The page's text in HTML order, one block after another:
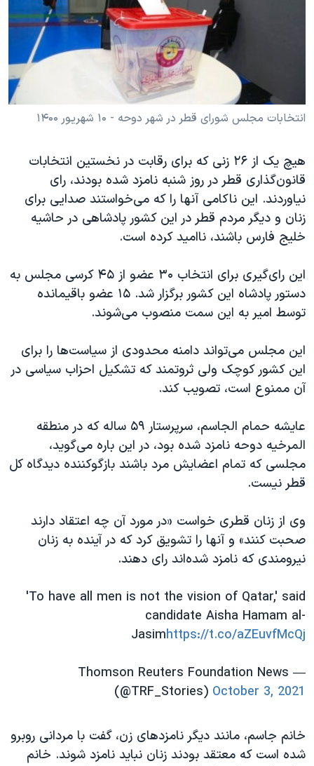
فرهنگ و زندگی
حقوق شهروندی
علم و فناوری
اسرائیل در جنگ
آرشیو پخش زنده
انتخابات ریاست جمهوری آمریکا ۲۰۲۴
حمله جمهوری اسلامی به اسرائیل
رمز مهسا
ورزش زنان در ایران
مجموعه مستندهای دادخواهی
تریبونال مردمی آبان ۹۸
دادگاه حمید نوری
چهل سال گروگان‌گیری
قانون شفافیت دارائی کادر رهبری ایران
اعتراضات مردمی آبان ۹۸
اسرائیل در جنگ
همایش محافظه‌کاران آمریکا «سی‌پک»
صفحه‌های ویژه
زبانهای مختلف
انتخابات مجلس شورای قطر در شهر دوحه - ۱۰ شهریور ۱۴۰۰
هیچ یک از ۲۶ زنی که برای رقابت در نخستین انتخابات
قانون‌گذاری قطر در روز شنبه نامزد شده‌ بودند، رای
نیاوردند. این ناکامی آنها را که می‌خواستند صدایی برای
زنان و دیگر مردم قطر در این کشور پادشاهی در حاشیه
خلیج فارس باشند، ناامید کرده است.
این رای‌گیری برای انتخاب ۳۰ عضو از ۴۵ کرسی مجلس به
دستور پادشاه این کشور برگزار شد. ۱۵ عضو باقیمانده
توسط امیر به این سمت منصوب می‌شوند.
این مجلس می‌تواند دامنه‌ محدودی از سیاست‌ها را برای
این کشور کوچک ولی ثروتمند که تشکیل احزاب سیاسی در
آن ممنوع است، تصویب کند.
عایشه حمام الجاسم، سرپرستار ۵۹ ساله که در منطقه
المرخیه دوحه نامزد شده بود، در این باره می‌گوید،
مجلسی که تمام اعضایش مرد باشند بازگوکننده دیدگاه کل
قطر نیست.
وی از زنان قطری خواست «در مورد آن چه اعتقاد دارند
صحبت کنند» و آنها را تشویق کرد که در آینده به زنان
نیرومندی که نامزد شده‌اند رای دهند.
'To have all men is not the vision of Qatar,' said
candidate Aisha Hamam al-
Jasimhttps://t.co/aZEuvfMcQj
— Thomson Reuters Foundation News
(@TRF_Stories) October 3, 2021
خانم جاسم، مانند دیگر نامزدهای زن، گفت با مردانی روبرو
شده است که معتقد بودند زنان نباید نامزد شوند. خانم